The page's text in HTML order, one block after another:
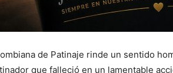
de Patinaje rinde un sentido
que falleció en un lamentable